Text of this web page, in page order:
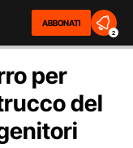
ABBONATI
2
per
del